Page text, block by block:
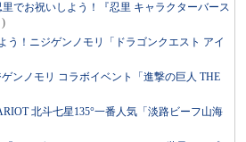
でお祝いしよう！『忍里 キャラクターバース
)
！ニジゲンノモリ「ドラゴンクエスト アイ
ンノモリ コラボイベント「進撃の巨人 THE
北斗七星135°一番人気「淡路ビーフ山海